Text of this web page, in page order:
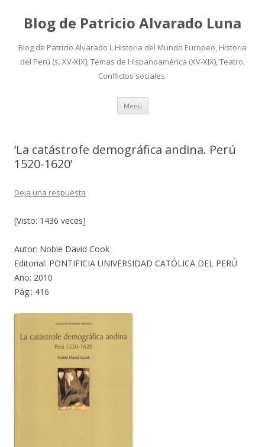
Blog de Patricio Alvarado Luna
Blog de Patricio Alvarado L.Historia del Mundo Europeo, Historia
del Perú (s. XV-XIX), Temas de Hispanoamérica (XV-XIX), Teatro,
Conflictos sociales.
Menú Ir
contenido
‘La catástrofe demográfica andina. Perú
1520-1620’
Deja una respuesta
[Visto: 1436 veces]
Autor: Noble David Cook
Editorial: PONTIFICIA UNIVERSIDAD CATÓLICA DEL PERÚ
Año: 2010
Pág.: 416